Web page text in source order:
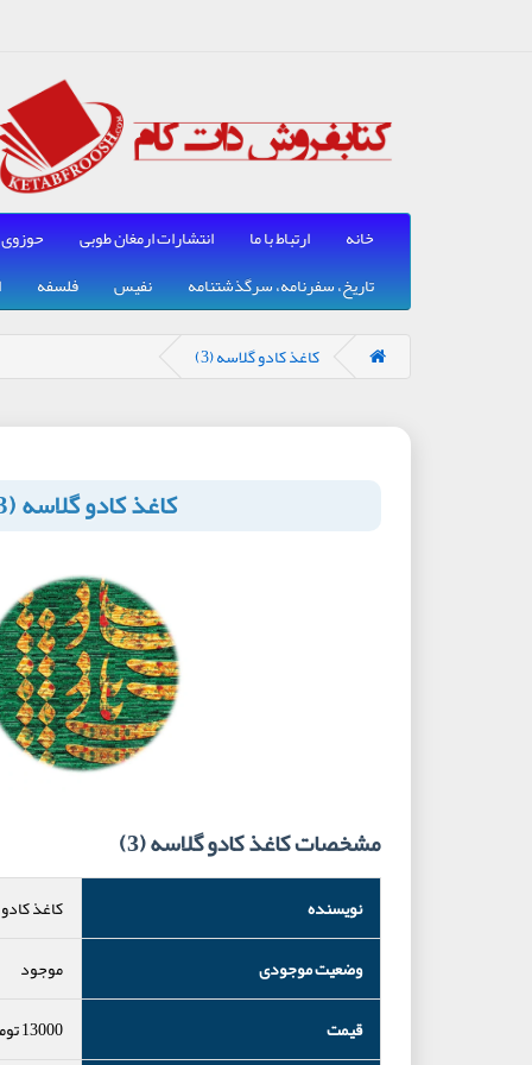
خانه ارتباط با ما انتشارات ارمغان طوبی حوزوی
تاریخ، سفرنامه، سرگذشتنامه
نفیس فلسفه
کاغذ کادو گلاسه (3)
کاغذ کادو گلاسه (3)
مشخصات کاغذ کادو گلاسه (3)
نویسنده
کاغذ
وضعیت موجودی
موجود
قیمت
13000